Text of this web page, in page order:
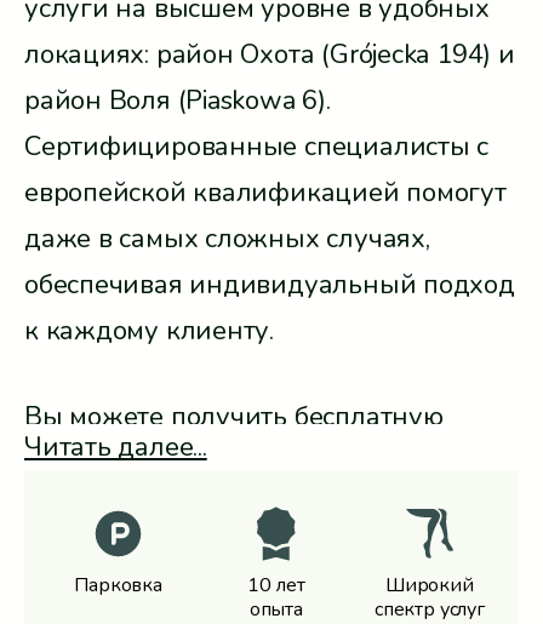
услуги на высшем уровне в удобных
локациях: район Охота (Grójecka 194) и
район Воля (Piaskowa 6).
Сертифицированные специалисты с
европейской квалификацией помогут
даже в самых сложных случаях,
обеспечивая индивидуальный подход
к каждому клиенту.
Вы можете получить бесплатную
консультацию, если во время неё
будет выполнена процедура
(продолжительностью до 30 минут).
Стоимость процедуры рассчитывается
Читать далее...
Парковка
10 лет
опытa
Широкий
спектр услуг